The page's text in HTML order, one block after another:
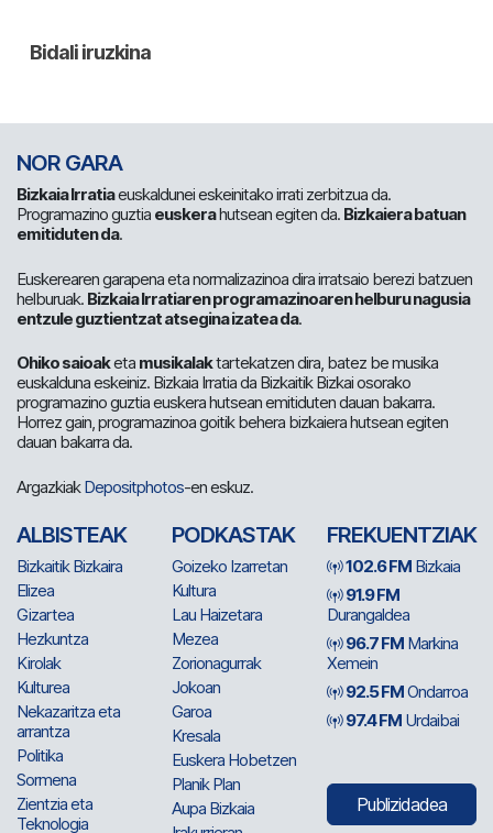
NOR GARA
Bizkaia Irratiaeuskaldunei eskeinitako irrati zerbitzua da.
Programazino guztia euskerahutsean egiten da. Bizkaiera batuan
emitiduten da.
Euskerearen garapena eta normalizazinoa dira irratsaio berezi batzuen
helburuak. Bizkaia Irratiaren programazinoaren helburu nagusia
entzule guztientzat atsegina izatea da.
Ohiko saioaketa musikalaktartekatzen dira, batez be musika
euskalduna eskeiniz. Bizkaia Irratia da Bizkaitik Bizkai osorako
programazino guztia euskera hutsean emitiduten dauan bakarra.
Horrez gain, programazinoa goitik behera bizkaiera hutsean egiten
dauan bakarra da.
ArgazkiakDepositphotos-en eskuz.
ALBISTEAK
Bizkaitik Bizkaira
Elizea
Gizartea
Hezkuntza
Kirolak
Kulturea
Nekazaritza eta
arrantza
Politika
Sormena
Zientzia eta
Teknologia
PODKASTAK
Goizeko Izarretan
Kultura
Lau Haizetara
Mezea
Zorionagurrak
Jokoan
Garoa
Kresala
Euskera Hobetzen
Planik Plan
Aupa Bizkaia
FREKUENTZIAK
102.6 FM Bizkaia
91.9 FM
Durangaldea
96.7 FM Markina
Xemein
92.5 FMOndarroa
97.4 FM Urdaibai
Publizidadea